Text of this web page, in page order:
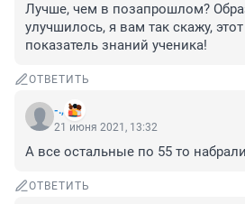
Лучше, чем в позапрошлом?
улучшилось, я вам так скажу,
показатель знаний ученика!
ОТВЕТИТЬ
-.,
21 июня 2021, 13:32
А все остальные по 55 то
ОТВЕТИТЬ